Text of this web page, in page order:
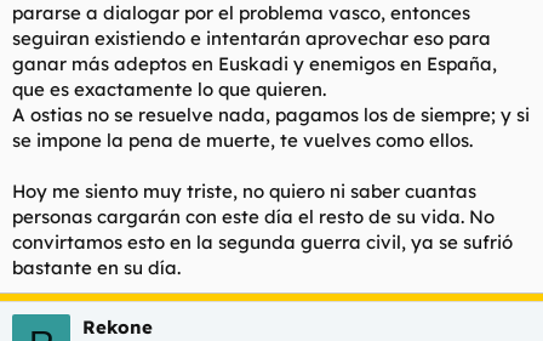
pararse a dialogar por el problema vasco, entonces
seguiran existiendo e intentarán aprovechar eso para
ganar más adeptos en Euskadi y enemigos en España,
que es exactamente lo que quieren.
A ostias no se resuelve nada, pagamos los de siempre; y si
se impone la pena de muerte, te vuelves como ellos.
Hoy me siento muy triste, no quiero ni saber cuantas
personas cargarán con este día el resto de su vida. No
convirtamos esto en la segunda guerra civil, ya se sufrió
bastante en su día.
Rekone